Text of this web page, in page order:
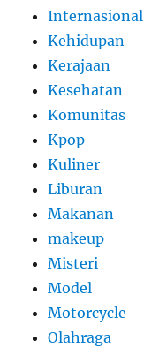
Internasional
Kehidupan
Kerajaan
Kesehatan
Komunitas
Kpop
Kuliner
Liburan
Makanan
makeup
Misteri
Model
Motorcycle
Olahraga